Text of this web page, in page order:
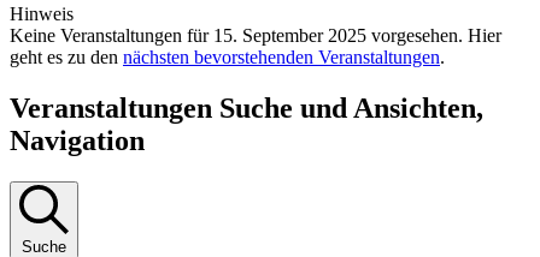
Hinweis
Keine Veranstaltungen für 15. September 2025 vorgesehen. Hier
geht es zu den nächsten bevorstehenden Veranstaltungen.
Veranstaltungen Suche und Ansichten,
Navigation
Suche